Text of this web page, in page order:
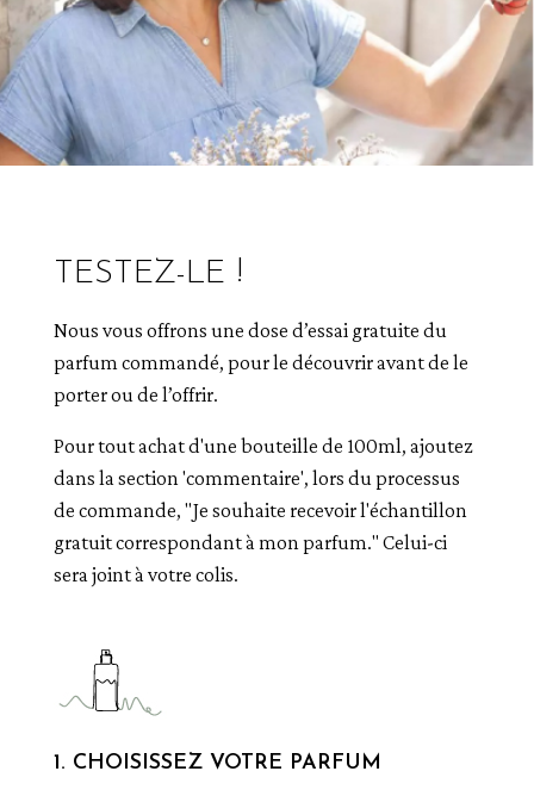
TESTEZ-LE !
Nous vous offrons une dose d’essai gratuite du
parfum commandé, pour le découvrir avant de le
porter ou de l’offrir.
Pour tout achat d'une bouteille de 100ml, ajoutez
dans la section 'commentaire', lors du processus
de commande, "Je souhaite recevoir l'échantillon
gratuit correspondant à mon parfum." Celui-ci
sera joint à votre colis.
1. CHOISISSEZ VOTRE PARFUM